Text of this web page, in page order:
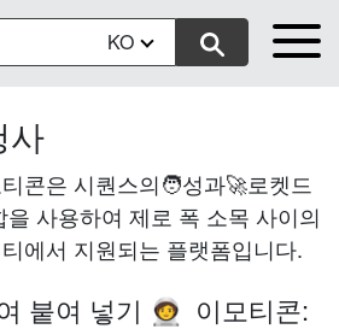
KO
사
콘은 시퀀스의🧑성과🚀로켓드
사용하여 제로 폭 소목 사이의
에서 지원되는 플랫폼입니다.
붙여 넣기 🧑‍🚀 이모티콘: